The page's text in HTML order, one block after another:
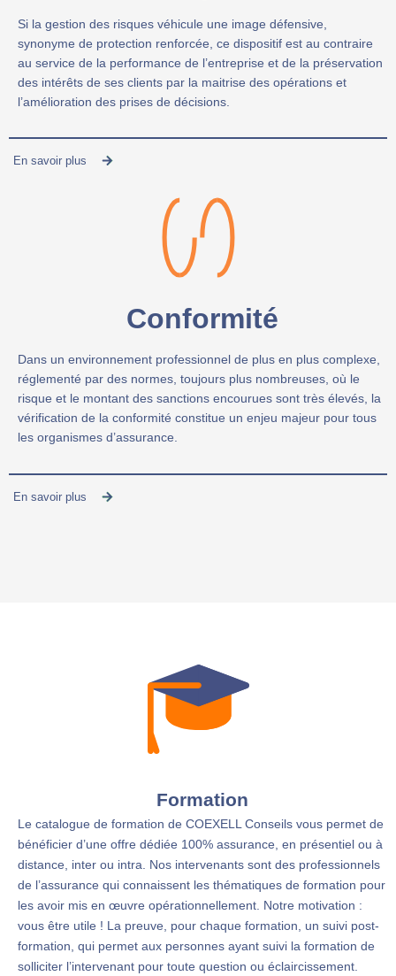
Si la gestion des risques véhicule une image défensive,
synonyme de protection renforcée, ce dispositif est au contraire
au service de la performance de l’entreprise et de la préservation
des intérêts de ses clients par la maitrise des opérations et
l’amélioration des prises de décisions.
En savoir plus
Conformité
Dans un environnement professionnel de plus en plus complexe,
réglementé par des normes, toujours plus nombreuses, où le
risque et le montant des sanctions encourues sont très élevés, la
vérification de la conformité constitue un enjeu majeur pour tous
les organismes d’assurance.
En savoir plus
Formation
Le catalogue de formation de COEXELL Conseils vous permet de
bénéficier d’une offre dédiée 100% assurance, en présentiel ou à
distance, inter ou intra. Nos intervenants sont des professionnels
de l’assurance qui connaissent les thématiques de formation pour
les avoir mis en œuvre opérationnellement. Notre motivation :
vous être utile ! La preuve, pour chaque formation, un suivi post-
formation, qui permet aux personnes ayant suivi la formation de
solliciter l’intervenant pour toute question ou éclaircissement.